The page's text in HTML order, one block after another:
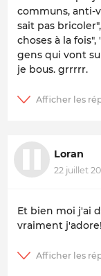
communs, anti-
sait pas
choses à la
gens qui vont
je bous. grrrrr.
Loran
22 juillet
Et bien moi j'ai
vraiment j'adore!